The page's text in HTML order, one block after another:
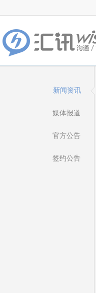
新闻资讯
媒体报道
官方公告
签约公告